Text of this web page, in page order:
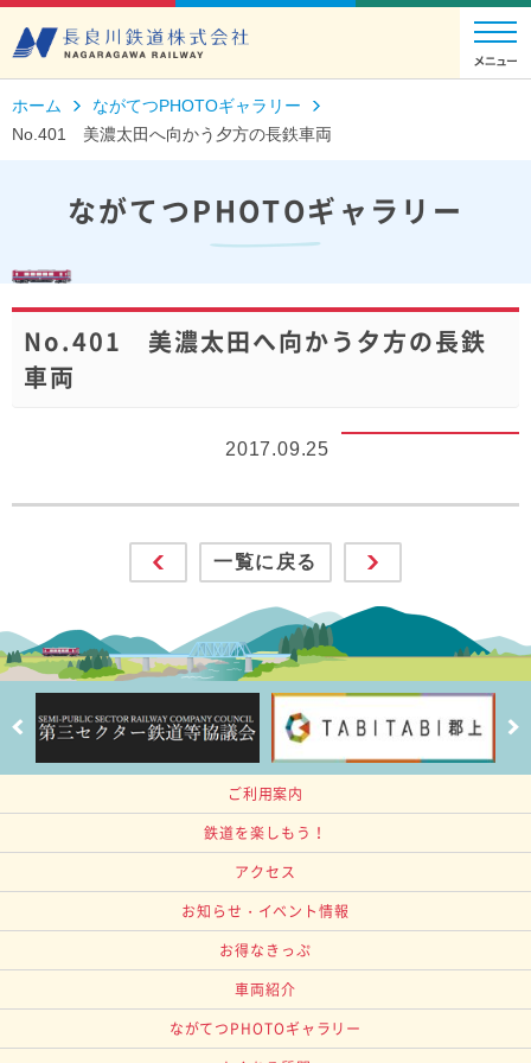
ホーム
ながてつPHOTOギャラリー
No.401 美濃太田へ向かう夕方の長鉄車両
ながてつPHOTOギャラリー
No.401 美濃太田へ向かう夕方の長鉄
車両
2017.09.25
一覧に戻る
ご利用案内
鉄道を楽しもう！
アクセス
お知らせ・イベント情報
お得なきっぷ
車両紹介
ながてつPHOTOギャラリー